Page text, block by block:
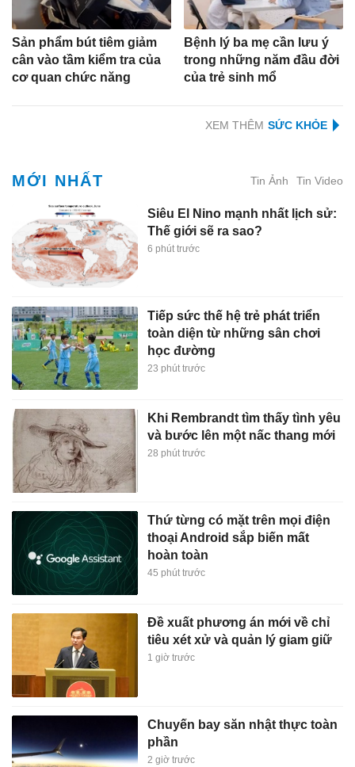
Sản phẩm bút tiêm giảm
cân vào tầm kiểm tra của
cơ quan chức năng
Bệnh lý ba mẹ cần lưu ý
trong những năm đầu đời
của trẻ sinh mổ
XEM THÊM
MỚI NHẤT Tin Ảnh Tin Video
Siêu El Nino mạnh nhất lịch sử:
Thế giới sẽ ra sao?
6 phút trước
Tiếp sức thế hệ trẻ phát triển
toàn diện từ những sân chơi
học đường
23 phút trước
Khi Rembrandt tìm thấy tình yêu
và bước lên một nấc thang mới
28 phút trước
Thứ từng có mặt trên mọi điện
thoại Android sắp biến mất
hoàn toàn
45 phút trước
Đề xuất phương án mới về chỉ
tiêu xét xử và quản lý giam giữ
1 giờ trước
Chuyến bay săn nhật thực toàn
phần
2 giờ trước